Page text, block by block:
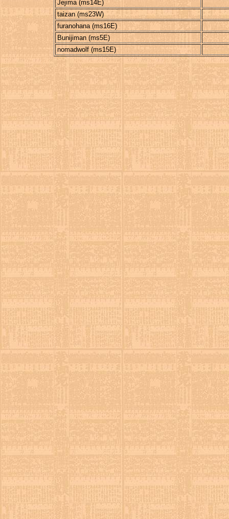
Jejima (ms14E)
taizan (ms23W)
furanohana (ms16E)
Bunijiman (ms5E)
nomadwolf (ms15E)